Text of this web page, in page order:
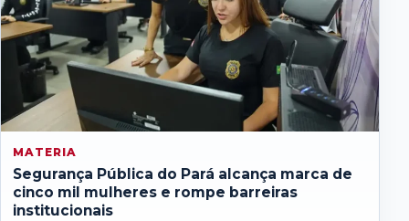
MATERIA
Segurança Pública do Pará alcança marca de
cinco mil mulheres e rompe barreiras
institucionais